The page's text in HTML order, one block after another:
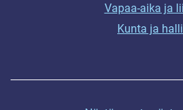
Vapaa-aika ja
Kunta ja